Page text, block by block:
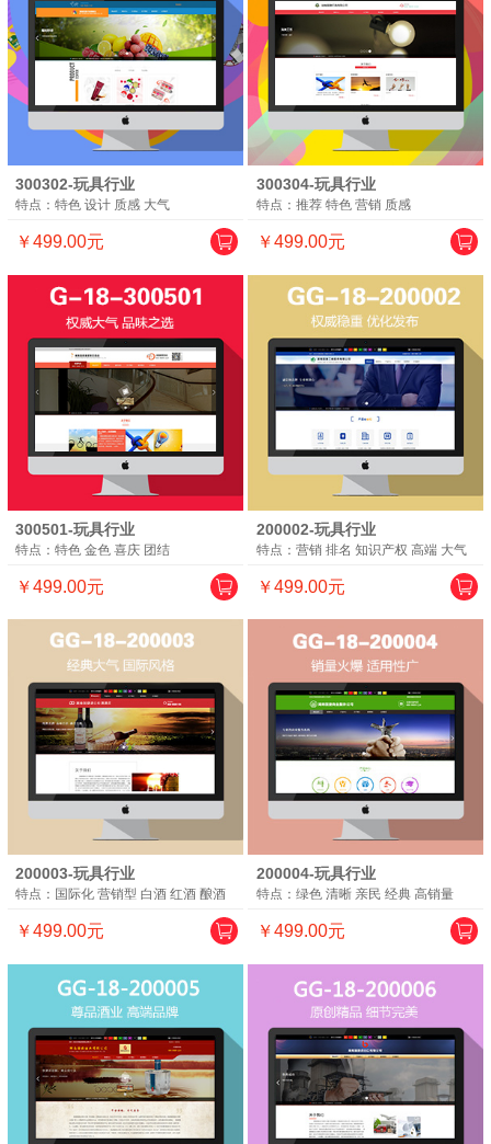
300302-玩具行业
特点：特色 设计 质感 大气
￥499.00元
300304-玩具行业
特点：推荐 特色 营销 质感
￥499.00元
300501-玩具行业
特点：特色 金色 喜庆 团结
￥499.00元
200002-玩具行业
特点：营销 排名 知识产权 高端 大气
￥499.00元
200003-玩具行业
特点：国际化 营销型 白酒 红酒 酿酒
￥499.00元
200004-玩具行业
特点：绿色 清晰 亲民 经典 高销量
￥499.00元